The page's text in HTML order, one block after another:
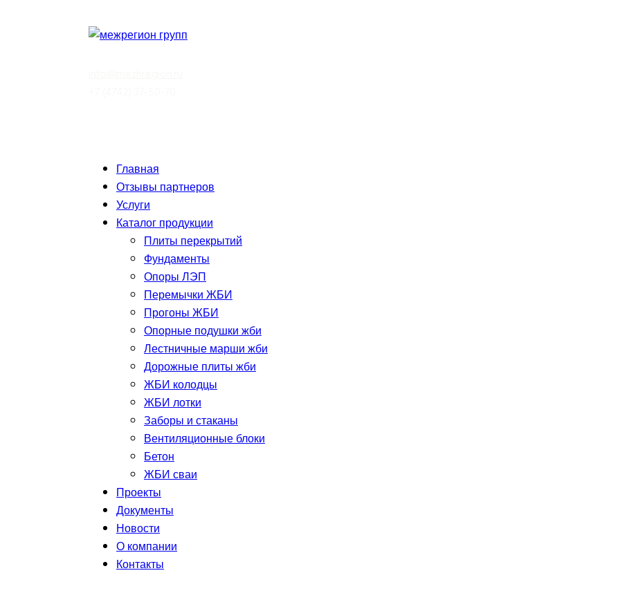
Главная
Отзывы партнеров
Услуги
Каталог продукции
Плиты перекрытий
Фундаменты
Опоры ЛЭП
Перемычки ЖБИ
Прогоны ЖБИ
Опорные подушки жби
Лестничные марши жби
Дорожные плиты жби
ЖБИ колодцы
ЖБИ лотки
Заборы и стаканы
Вентиляционные блоки
Бетон
ЖБИ сваи
Проекты
Документы
Новости
О компании
Контакты